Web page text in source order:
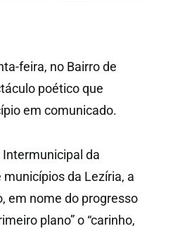
feira, no Bairro de
poético que
em comunicado.
da
da Lezíria, a
em nome do progresso
plano” o “carinho,